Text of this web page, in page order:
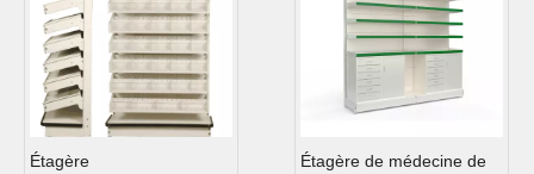
Étagère
Étagère de médecine de